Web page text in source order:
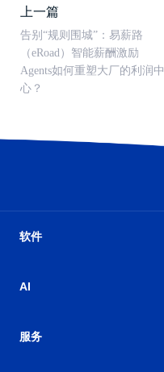
上一篇
告别“规则围城”：易薪路
（eRoad）智能薪酬激励
Agents如何重塑大厂的利润中
心？
软件
AI
服务